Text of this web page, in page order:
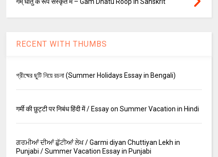
गम् धातु के रूप संस्कृत में – Gam Dhatu Roop In Sanskrit
RECENT WITH THUMBS
গ্রীষ্মের ছুটি নিয়ে রচনা (Summer Holidays Essay in Bengali)
गर्मी की छुट्टी पर निबंध हिंदी में / Essay on Summer Vacation in Hindi
ਗਰਮੀਆਂ ਦੀਆਂ ਛੁੱਟੀਆਂ ਲੇਖ / Garmi diyan Chuttiyan Lekh in
Punjabi / Summer Vacation Essay in Punjabi